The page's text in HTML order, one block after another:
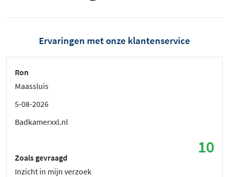
Ervaringen met onze klantenservice
Ron
Maassluis
5-08-2026
Badkamerxxl.nl
10
Zoals gevraagd
Inzicht in mijn verzoek